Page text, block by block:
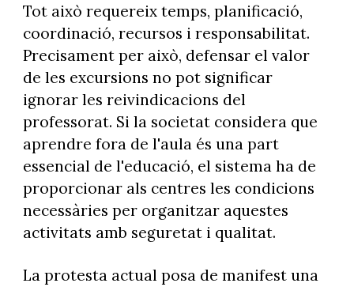
Tot això requereix temps, planificació,
coordinació, recursos i responsabilitat.
Precisament per això, defensar el valor
de les excursions no pot significar
ignorar les reivindicacions del
professorat. Si la societat considera que
aprendre fora de l'aula és una part
essencial de l'educació, el sistema ha de
proporcionar als centres les condicions
necessàries per organitzar aquestes
activitats amb seguretat i qualitat.
La protesta actual posa de manifest una